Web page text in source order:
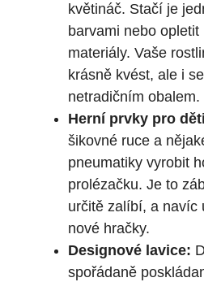
květináč. Stačí je
barvami nebo
materiály. Vaše
krásně kvést, ale i
netradičním obalem.
Herní prvky pro
šikovné ruce a
pneumatiky vyrobit
prolézačku. Je to
určitě zalíbí, a navíc
nové hračky.
Designové lavice:
spořádaně